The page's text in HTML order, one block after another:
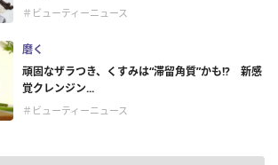
＃ビューティーニュース
磨く
頑固なザラつき、くすみは“滞留角質”かも!? 新感
覚クレンジン...
＃ビューティーニュース